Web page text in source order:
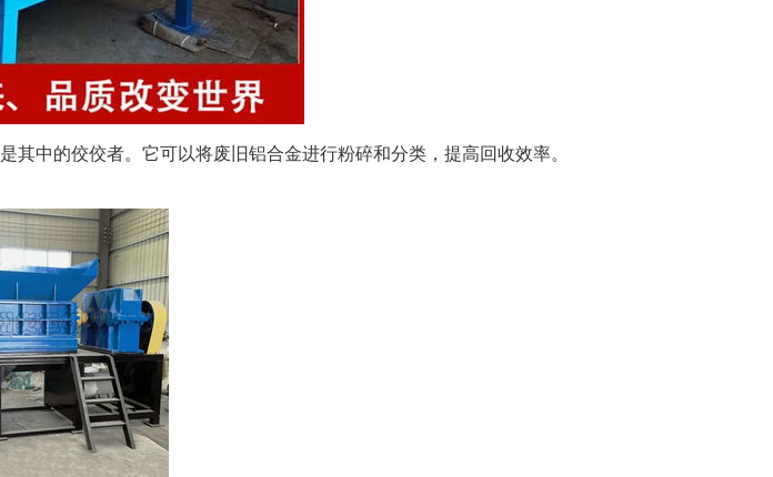
中的佼佼者。它可以将废旧铝合金进行粉碎和分类，提高回收效率。